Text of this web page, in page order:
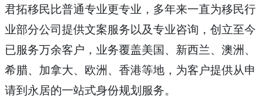
君拓移民比普通专业更专业，多年来一直为移民行
业部分公司提供文案服务以及专业咨询，创立至今
已服务万余客户，业务覆盖美国、新西兰、澳洲、
希腊、加拿大、欧洲、香港等地，为客户提供从申
请到永居的一站式身份规划服务。